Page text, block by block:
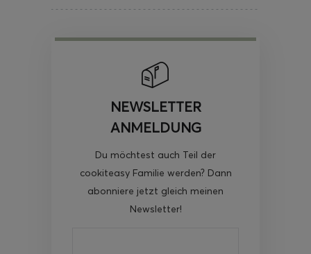
NEWSLETTER
ANMELDUNG
Du möchtest auch Teil der
cookiteasy Familie werden? Dann
abonniere jetzt gleich meinen
Newsletter!